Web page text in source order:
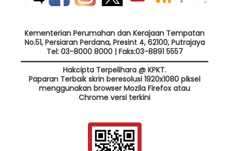
Kementerian Perumahan dan Kerajaan Tempatan
No.51, Persiaran Perdana, Presint 4, 62100, Putrajaya
Tel: 03-8000 8000 | Faks:03-8891 5557
Hakcipta Terpelihara @ KPKT.
Paparan Terbaik skrin beresolusi 1920x1080 piksel
menggunakan browser Mozila Firefox atau
Chrome versi terkini